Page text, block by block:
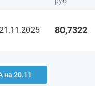
21.11.2025 80,7322
на 20.11